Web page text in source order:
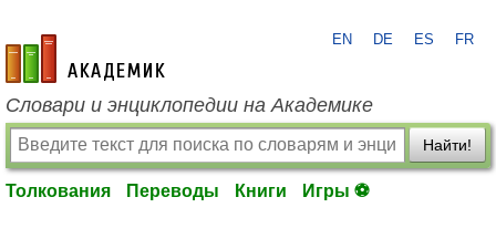
academic.ru
EN DE ES FR
Словари и энциклопедии на Академике
Найти!
Толкования Переводы Книги Игры ⚽